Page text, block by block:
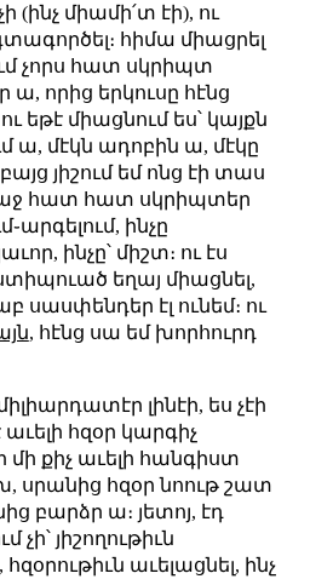
(ինչ միամի՛տ էի), ու
հիմա միացրել
չորս հատ սկրիպտ
ա, որից երկուսը հէնց
եթէ միացնում ես՝ կայքն
ա, մէկն ադոբին ա, մէկը
բայց յիշում եմ ոնց էի տաս
հատ հատ սկրիպտեր
ինչը
ինչը՝ միշտ։ ու էս
ստիպուած եղայ միացնել,
սասփենդեր էլ ունեմ։ ու
, հէնց սա եմ խորհուրդ
լինէի, ես չէի
հզօր կարգիչ
մի քիչ աւելի հանգիստ
սրանից հզօր նոութ շատ
բարձր ա։ յետոյ, էդ
չի՝ յիշողութիւն
հզօրութիւն աւելացնել, ինչ